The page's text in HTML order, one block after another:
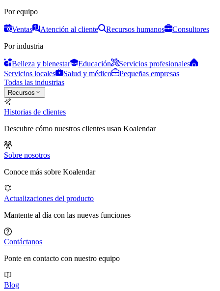
Por equipo
Ventas Atención al cliente Recursos humanos
Consultores
Por industria
Belleza y bienestar Educación
Servicios profesionales
Servicios locales
Salud y médico
Pequeñas empresas
Todas las industrias
Recursos
Historias de clientes
Descubre cómo nuestros clientes usan Koalendar
Sobre nosotros
Conoce más sobre Koalendar
Actualizaciones del producto
Mantente al día con las nuevas funciones
Contáctanos
Ponte en contacto con nuestro equipo
Blog